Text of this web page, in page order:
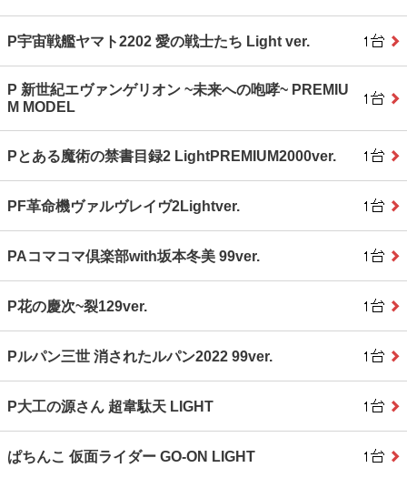
P宇宙戦艦ヤマト2202 愛の戦士たち Light ver.
P 新世紀エヴァンゲリオン ~未来への咆哮~ PREMIU
M MODEL
Pとある魔術の禁書目録2 LightPREMIUM2000ver.
PF革命機ヴァルヴレイヴ2Lightver.
PAコマコマ倶楽部with坂本冬美 99ver.
P花の慶次~裂129ver.
Pルパン三世 消されたルパン2022 99ver.
P大工の源さん 超韋駄天 LIGHT
ぱちんこ 仮面ライダー GO‐ON LIGHT